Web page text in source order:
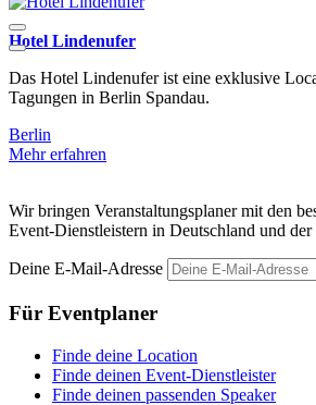
Hotel Lindenufer
Das Hotel Lindenufer ist eine exklusive
Tagungen in Berlin Spandau.
Berlin
Mehr erfahren
Wir bringen Veranstaltungsplaner mit den
Event-Dienstleistern in Deutschland und der
Deine E-Mail-Adresse
Für Eventplaner
Finde deine Location
Finde deinen Event-Dienstleister
Finde deinen passenden Speaker